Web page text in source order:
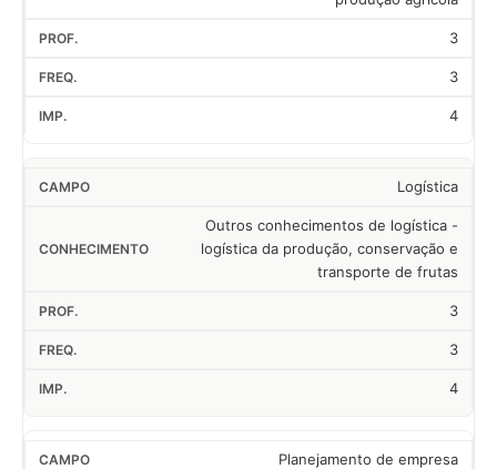
3
3
4
Logística
Outros conhecimentos de logística -
logística da produção, conservação e
transporte de frutas
3
3
4
Planejamento de empresa